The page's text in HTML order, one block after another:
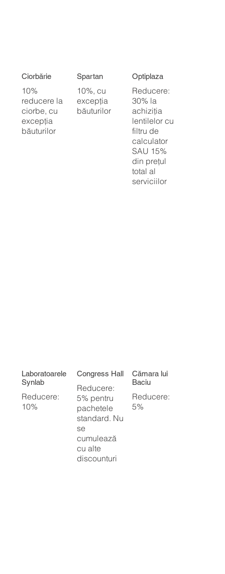
Ciorbărie
10%
reducere la
ciorbe, cu
excepția
băuturilor
Spartan
10%, cu
excepția
băuturilor
Optiplaza
Reducere:
30% la
achiziția
lentilelor cu
filtru de
calculator
SAU 15%
din prețul
total al
serviciilor
Laboratoarele
Synlab
Reducere:
10%
Congress Hall
Reducere:
5% pentru
pachetele
standard. Nu
se
cumulează
cu alte
discounturi
Cămara lui
Baciu
Reducere:
5%